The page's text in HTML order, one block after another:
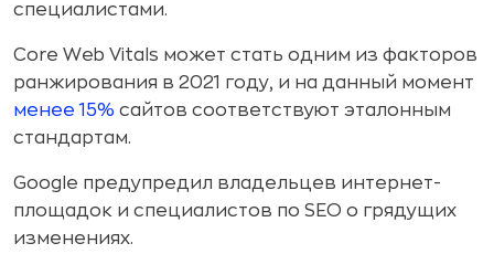
специалистами.
Core Web Vitals может стать одним из факторов
ранжирования в 2021 году, и на данный момент
менее 15% сайтов соответствуют эталонным
стандартам.
Google предупредил владельцев интернет-
площадок и специалистов по SEO о грядущих
изменениях.